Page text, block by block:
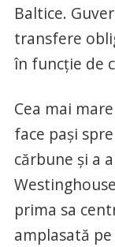
Baltice.
transfere
în funcţie de
Cea mai
face paşi
cărbune şi a
prima sa
amplasată